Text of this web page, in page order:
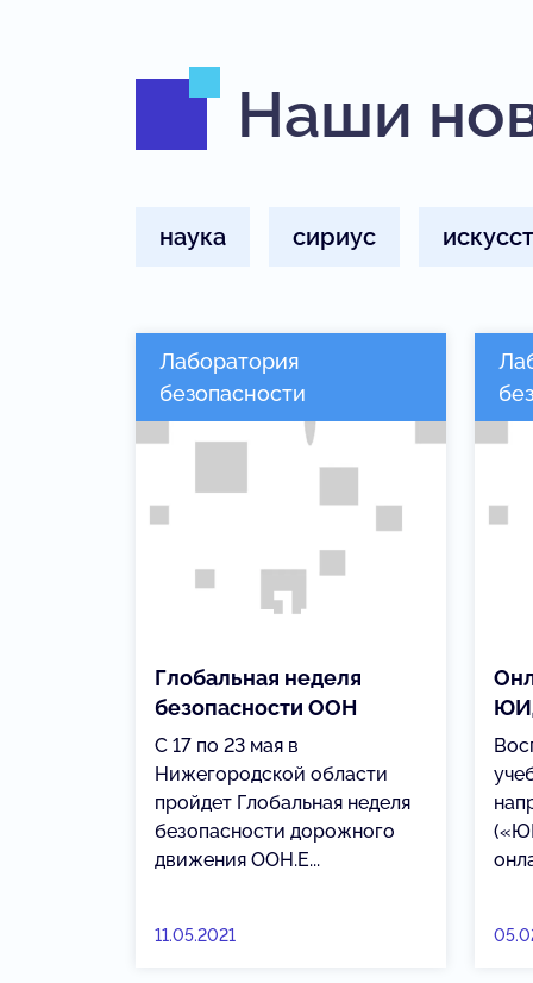
Наши
наука сириус
Лаборатория
безопасности
Глобальная неделя
безопасности ООН
С 17 по 23 мая в
Нижегородской области
пройдет Глобальная неделя
безопасности дорожного
движения ООН.Е...
11.05.2021